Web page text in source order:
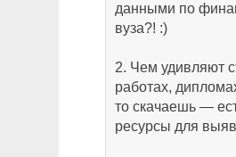
данными по
вуза?! :)
2. Чем удивляют
работах,
то скачаешь —
ресурсы для